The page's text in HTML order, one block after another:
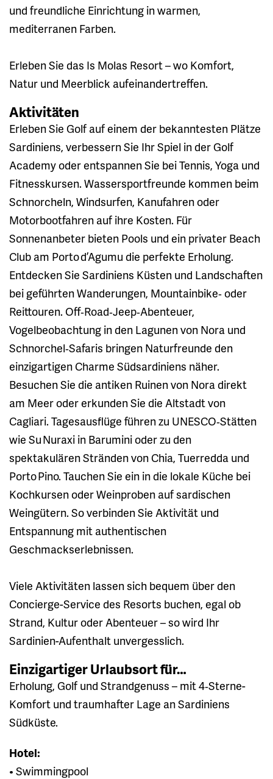
und freundliche Einrichtung in warmen,
mediterranen Farben.
Erleben Sie das Is Molas Resort – wo Komfort,
Natur und Meerblick aufeinandertreffen.
Aktivitäten
Erleben Sie Golf auf einem der bekanntesten Plätze
Sardiniens, verbessern Sie Ihr Spiel in der Golf
Academy oder entspannen Sie bei Tennis, Yoga und
Fitnesskursen. Wassersportfreunde kommen beim
Schnorcheln, Windsurfen, Kanufahren oder
Motorbootfahren auf ihre Kosten. Für
Sonnenanbeter bieten Pools und ein privater Beach
Club am Porto d’Agumu die perfekte Erholung.
Entdecken Sie Sardiniens Küsten und Landschaften
bei geführten Wanderungen, Mountainbike‑ oder
Reittouren. Off‑Road‑Jeep‑Abenteuer,
Vogelbeobachtung in den Lagunen von Nora und
Schnorchel‑Safaris bringen Naturfreunde den
einzigartigen Charme Südsardiniens näher.
Besuchen Sie die antiken Ruinen von Nora direkt
am Meer oder erkunden Sie die Altstadt von
Cagliari. Tagesausflüge führen zu UNESCO‑Stätten
wie Su Nuraxi in Barumini oder zu den
spektakulären Stränden von Chia, Tuerredda und
Porto Pino. Tauchen Sie ein in die lokale Küche bei
Kochkursen oder Weinproben auf sardischen
Weingütern. So verbinden Sie Aktivität und
Entspannung mit authentischen
Geschmackserlebnissen.
Viele Aktivitäten lassen sich bequem über den
Concierge-Service des Resorts buchen, egal ob
Strand, Kultur oder Abenteuer – so wird Ihr
Sardinien-Aufenthalt unvergesslich.
Einzigartiger Urlaubsort für…
Erholung, Golf und Strandgenuss – mit 4‑Sterne-
Komfort und traumhafter Lage an Sardiniens
Südküste.
Hotel:
• Swimmingpool